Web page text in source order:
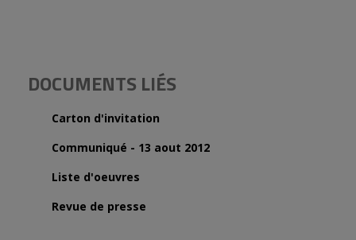
DOCUMENTS LIÉS
Carton d'invitation
Communiqué - 13 aout 2012
Liste d'oeuvres
Revue de presse